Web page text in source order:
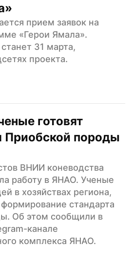
прием заявок на
«Герои Ямала».
31 марта,
проекта.
готовят
Приобской породы
ВНИИ коневодства
работу в ЯНАО. Ученые
в хозяйствах региона,
стандарта
Об этом сообщили в
канале
комплекса ЯНАО.